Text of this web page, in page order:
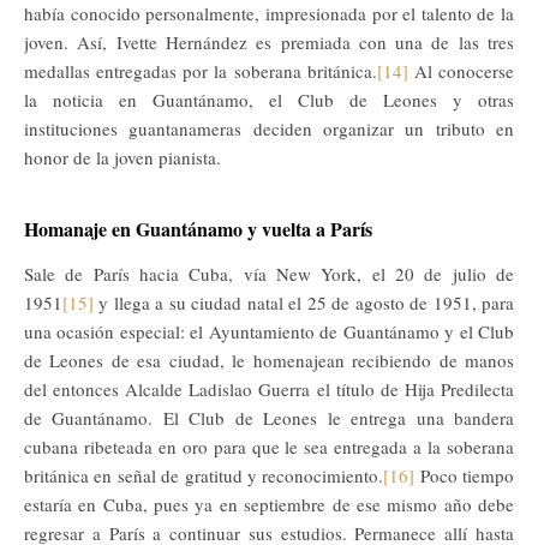
había conocido personalmente, impresionada por el talento de la
joven. Así, Ivette Hernández es premiada con una de las tres
medallas entregadas por la soberana británica.[14] Al conocerse
la noticia en Guantánamo, el Club de Leones y otras
instituciones guantanameras deciden organizar un tributo en
honor de la joven pianista.
Homanaje en Guantánamo y vuelta a París
Sale de París hacia Cuba, vía New York, el 20 de julio de
1951[15] y llega a su ciudad natal el 25 de agosto de 1951, para
una ocasión especial: el Ayuntamiento de Guantánamo y el Club
de Leones de esa ciudad, le homenajean recibiendo de manos
del entonces Alcalde Ladislao Guerra el título de Hija Predilecta
de Guantánamo. El Club de Leones le entrega una bandera
cubana ribeteada en oro para que le sea entregada a la soberana
británica en señal de gratitud y reconocimiento.[16] Poco tiempo
estaría en Cuba, pues ya en septiembre de ese mismo año debe
regresar a París a continuar sus estudios. Permanece allí hasta